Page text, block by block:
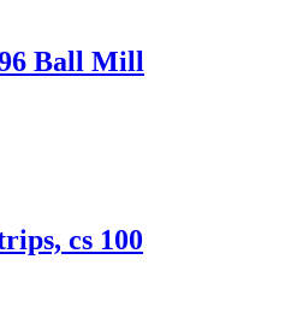
Ball Mill
cs 100